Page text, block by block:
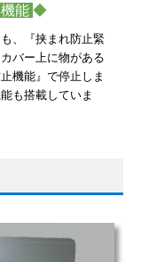
能 ◆
、『挟まれ防止緊
バー上に物がある
機能』で停止しま
も搭載していま